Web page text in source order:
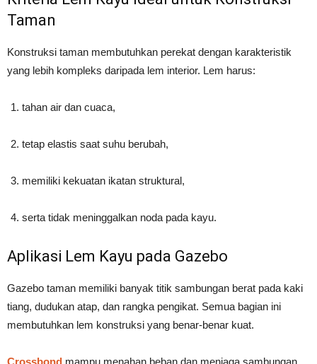
Taman
Konstruksi taman membutuhkan perekat dengan karakteristik
yang lebih kompleks daripada lem interior. Lem harus:
tahan air dan cuaca,
tetap elastis saat suhu berubah,
memiliki kekuatan ikatan struktural,
serta tidak meninggalkan noda pada kayu.
Aplikasi Lem Kayu pada Gazebo
Gazebo taman memiliki banyak titik sambungan berat pada kaki
tiang, dudukan atap, dan rangka pengikat. Semua bagian ini
membutuhkan lem konstruksi yang benar-benar kuat.
Crossbond mampu menahan beban dan menjaga sambungan